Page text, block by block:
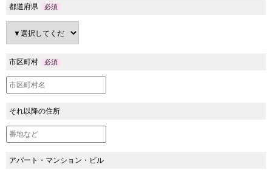
都道府県 必須
市区町村 必須
それ以降の住所
アパート・マンション・ビル